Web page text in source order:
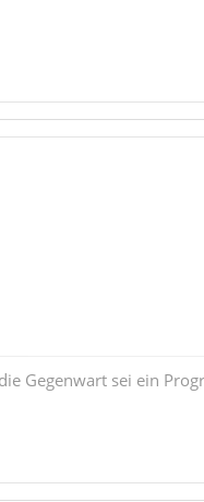
Gegenwart sei ein